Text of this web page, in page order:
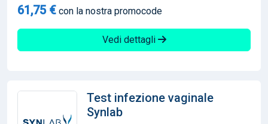
61,75 € con la nostra promocode
Vedi dettagli
Test infezione vaginale
Synlab